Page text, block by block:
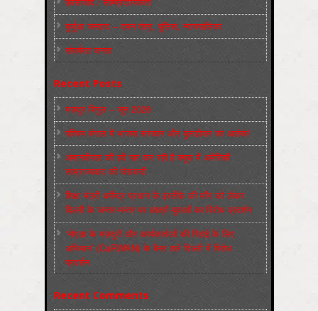
बुर्जुआ जनवाद – दमन तंत्र, पुलिस, न्‍यायपालिका
संघर्षरत जनता
Recent Posts
मज़दूर बिगुल – जून 2026
पश्चिम बंगाल में भाजपा सरकार और बुलडोज़र का आतंक!
अमानवीयता की हदें पार कर रही है क्यूबा में अमेरिकी
साम्राज्यवाद की घेराबन्दी
शिक्षा मंत्री धर्मेन्द्र प्रधान के इस्तीफ़े की माँग को लेकर
दिल्ली के जन्तर-मन्तर पर छात्रों-युवाओं का विरोध प्रदर्शन
‘नोएडा के मज़दूरों और कार्यकर्ताओं की रिहाई के लिए
अभियान’ (CaRWAN) के बैनर तले दिल्ली में विरोध
प्रदर्शन
Recent Comments